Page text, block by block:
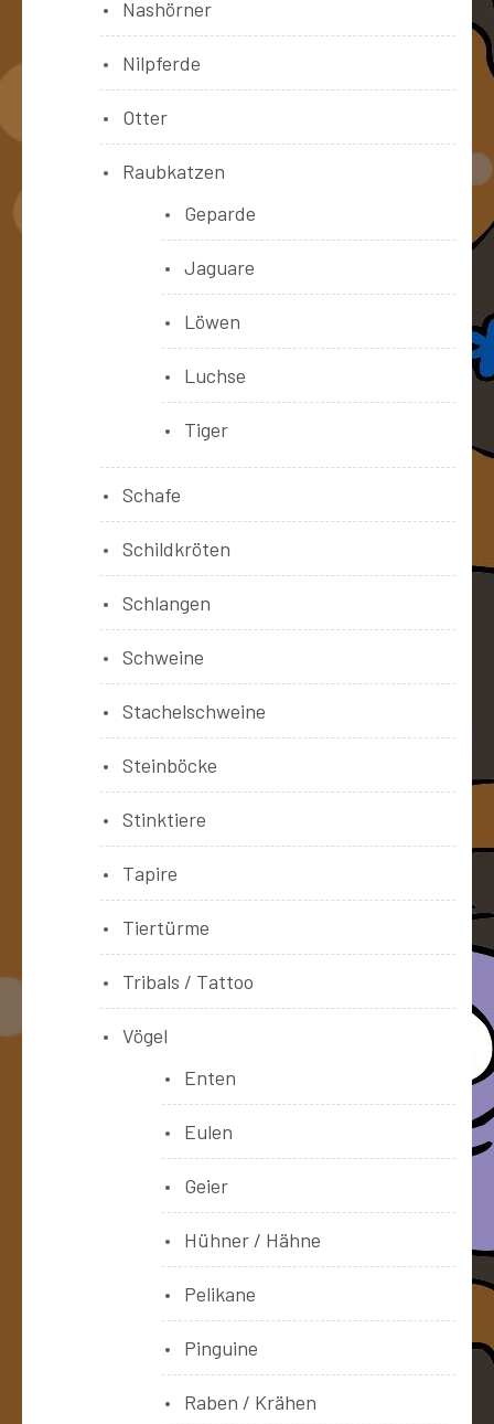
Nashörner
Nilpferde
Otter
Raubkatzen
Geparde
Jaguare
Löwen
Luchse
Tiger
Schafe
Schildkröten
Schlangen
Schweine
Stachelschweine
Steinböcke
Stinktiere
Tapire
Tiertürme
Tribals / Tattoo
Vögel
Enten
Eulen
Geier
Hühner / Hähne
Pelikane
Pinguine
Raben / Krähen